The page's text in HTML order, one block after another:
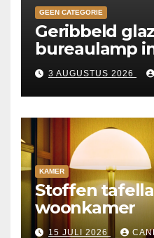
GEEN CATEGORIE
Geribbeld
bureaulamp
3 AUGUSTUS 2026
KAMER
Stoffen
woonkamer
15 JULI 2026